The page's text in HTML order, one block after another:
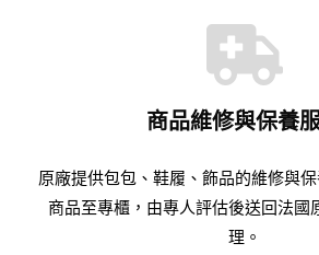
商品維修與保養
原廠提供包包、鞋履、飾品的維修與
商品至專櫃，由專人評估後送回法國
理。